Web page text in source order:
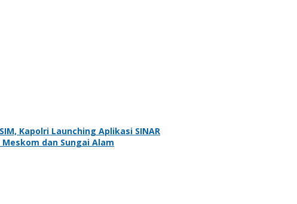
Kapolri Launching Aplikasi SINAR
dan Sungai Alam